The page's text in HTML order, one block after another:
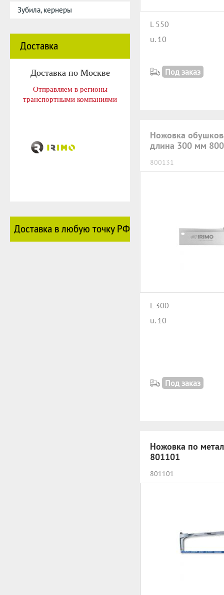
Зубила, кернеры
Доставка
Доставка по Москве
Отправляем в регионы
транспортными компаниями
Доставка в любую точку РФ
L 550
u. 10
Под заказ
Ножовка
длина 300 мм
800131
L 300
u. 10
Под заказ
Ножовка по
801101
801101